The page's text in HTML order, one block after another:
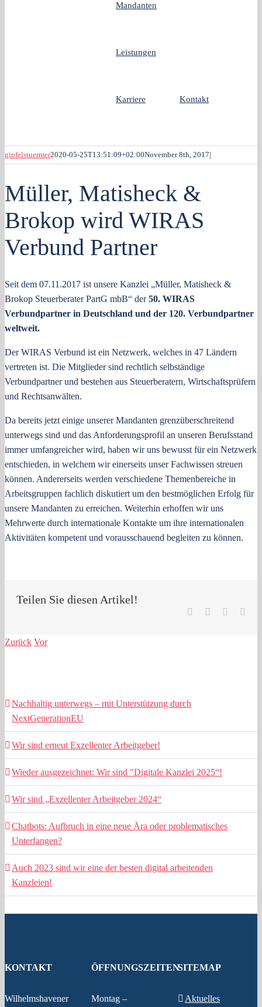
Mandanten
Leistungen
Karriere Kontakt
gipfelstuermer2020-05-25T13:51:09+02:00November 8th, 2017|
Müller, Matisheck &
Brokop wird WIRAS
Verbund Partner
Seit dem 07.11.2017 ist unsere Kanzlei „Müller, Matisheck &
Brokop Steuerberater PartG mbB“ der50. WIRAS
Verbundpartner in Deutschland und der 120. Verbundpartner
weltweit.
Der WIRAS Verbund ist ein Netzwerk, welches in 47 Ländern
vertreten ist. Die Mitglieder sind rechtlich selbständige
Verbundpartner und bestehen aus Steuerberatern, Wirtschaftsprüfern
und Rechtsanwälten.
Da bereits jetzt einige unserer Mandanten grenzüberschreitend
unterwegs sind und das Anforderungsprofil an unseren Berufsstand
immer umfangreicher wird, haben wir uns bewusst für ein Netzwerk
entschieden, in welchem wir einerseits unser Fachwissen streuen
können. Andererseits werden verschiedene Themenbereiche in
Arbeitsgruppen fachlich diskutiert um den bestmöglichen Erfolg für
unsere Mandanten zu erreichen. Weiterhin erhoffen wir uns
Mehrwerte durch internationale Kontakte um ihre internationalen
Aktivitäten kompetent und vorausschauend begleiten zu können.
Teilen Sie diesen Artikel!
FacebookLinkedInPinterest
Zurück Vor
Nachhaltig unterwegs – mit Unterstützung durch
NextGenerationEU
Wir sind erneut Exzellenter Arbeitgeber!
Wieder ausgezeichnet: Wir sind "Digitale Kanzlei 2025“!
Wir sind „Exzellenter Arbeitgeber 2024“
Chatbots: Aufbruch in eine neue Ära oder problematisches
Unterfangen?
Auch 2023 sind wir eine der besten digital arbeitenden
Kanzleien!
KONTAKT
Wilhelmshavener
ÖFFNUNGSZEITEN
Montag –
SITEMAP
Aktuelles